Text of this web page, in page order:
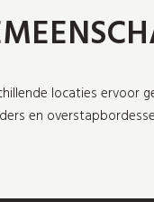
locaties
en